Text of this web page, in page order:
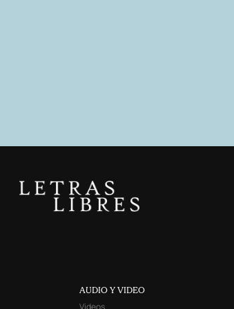
AUDIO Y VIDEO
Videos